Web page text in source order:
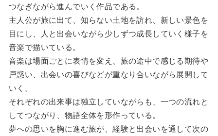
つなぎながら進んでいく作品である。
主人公が旅に出て、知らない土地を訪れ、新しい景色を
目にし、人と出会いながら少しずつ成長していく様子を
音楽で描いている。
音楽は場面ごとに表情を変え、旅の途中で感じる期待や
戸惑い、出会いの喜びなどが重なり合いながら展開して
いく。
それぞれの出来事は独立していながらも、一つの流れと
してつながり、物語全体を形作っている。
夢への思いを胸に進む旅が、経験と出会いを通して次の